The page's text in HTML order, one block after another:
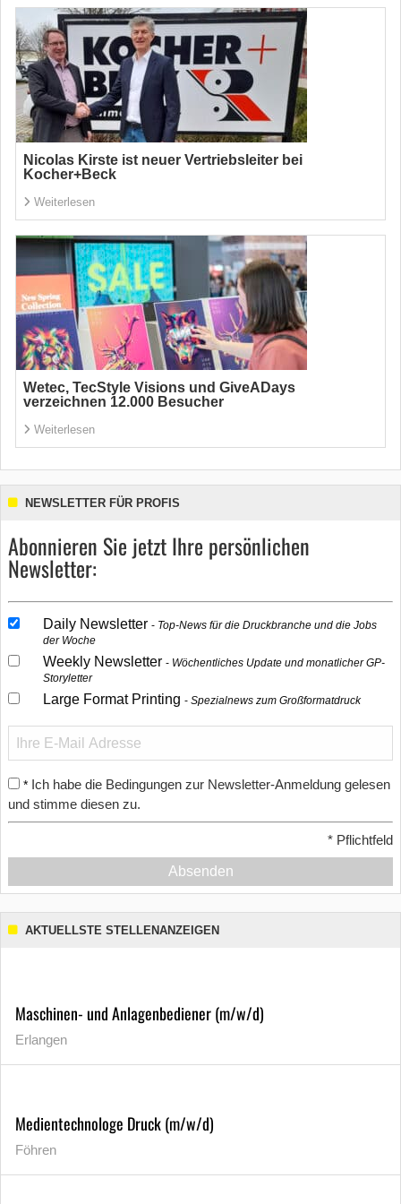
Nicolas Kirste ist neuer Vertriebsleiter bei
Kocher+Beck
Weiterlesen
Wetec, TecStyle Visions und GiveADays
verzeichnen 12.000 Besucher
Weiterlesen
NEWSLETTER FÜR PROFIS
Abonnieren Sie jetzt Ihre persönlichen
Newsletter:
Daily Newsletter
Top-News für die Druckbranche und die Jobs
der Woche
Weekly Newsletter
Wöchentliches Update und monatlicher GP-
Storyletter
Large Format Printing Spezialnews zum Großformatdruck
* Ich habe die Bedingungen zur Newsletter-Anmeldung gelesen
und stimme diesen zu.
* Pflichtfeld
Absenden
AKTUELLSTE STELLENANZEIGEN
Maschinen- und Anlagenbediener (m/w/d)
Erlangen
Medientechnologe Druck (m/w/d)
Föhren